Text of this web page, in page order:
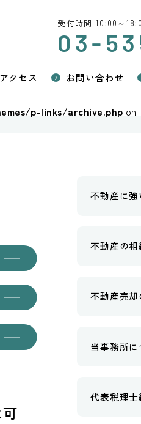
受付時間 10:00～
03-
アクセス お問い合わせ
p-links/archive.php on
不動産に
不動産の
不動産売
当事務所に
代表税理士